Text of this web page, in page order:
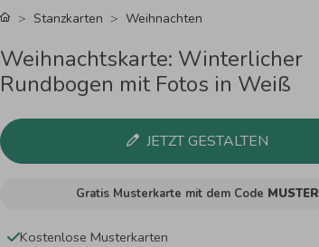
Stanzkarten Weihnachten
Weihnachtskarte: Winterlicher
Rundbogen mit Fotos in Weiß
JETZT GESTALTEN
Gratis Musterkarte mit dem Code MUSTER
Kostenlose Musterkarten